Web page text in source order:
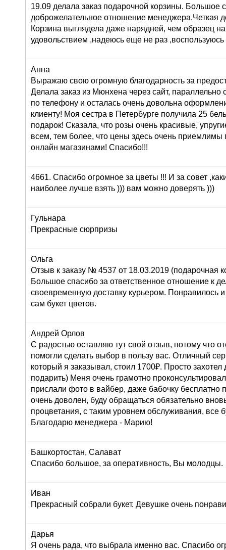
19.09 делала заказ подарочной корзины. Большое
доброжелательное отношение менеджера.Четкая
Корзина выглядела даже нарядней, чем образец
удовольствием ,надеюсь еще не раз
Анна
Выражаю свою огромную благодарность за
Делала заказ из Мюнхена через сайт, параллельно
по телефону и осталась очень довольна
клиенту! Моя сестра в Петербурге получила 25
подарок! Сказала, что розы очень красивые,
всем, тем более, что цены здесь очень приемлимы
онлайн магазинами! Спасибо!!!
4661. Спасибо огромное за цветы !!! И за совет
наиболее лучше взять ))) вам можно доверять )))
Гульнара
Прекрасные сюрпризы
Ольга
Отзыв к заказу № 4537 от 18.03.2019 (подарочная
Большое спасибо за ответственное отношение к
своевременную доставку курьером. Понравилось
сам букет цветов.
Андрей Орлов
С радостью оставляю тут свой отзыв, потому что
помогли сделать выбор в пользу вас. Отличный
который я заказывал, стоил 1700₽. Просто
подарить) Меня очень грамотно
прислали фото в вайбер, даже бабочку бесплатно
очень доволен, буду обращаться обязательно
процветания, с таким уровнем обслуживания, все
Благодарю менеджера - Марию!
Башкортостан, Салават
Спасибо большое, за оперативность, Вы молодцы.
Иван
Прекрасный собрали букет. Девушке очень
Дарья
Я очень рада, что выбрала именно вас. Спасибо